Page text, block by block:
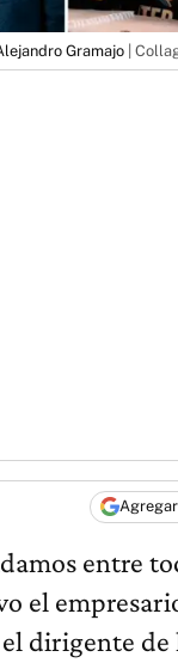
Gramajo |
entre
el
dirigente de